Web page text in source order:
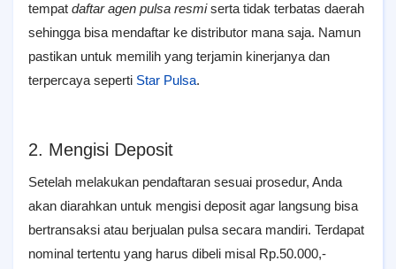
tempat daftar agen pulsa resmiserta tidak terbatas daerah
sehingga bisa mendaftar ke distributor mana saja. Namun
pastikan untuk memilih yang terjamin kinerjanya dan
terpercaya seperti Star Pulsa.
2. Mengisi Deposit
Setelah melakukan pendaftaran sesuai prosedur, Anda
akan diarahkan untuk mengisi deposit agar langsung bisa
bertransaksi atau berjualan pulsa secara mandiri. Terdapat
nominal tertentu yang harus dibeli misal Rp.50.000,-